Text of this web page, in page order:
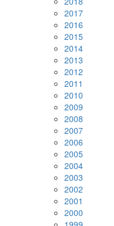
2017
2016
2015
2014
2013
2012
2011
2010
2009
2008
2007
2006
2005
2004
2003
2002
2001
2000